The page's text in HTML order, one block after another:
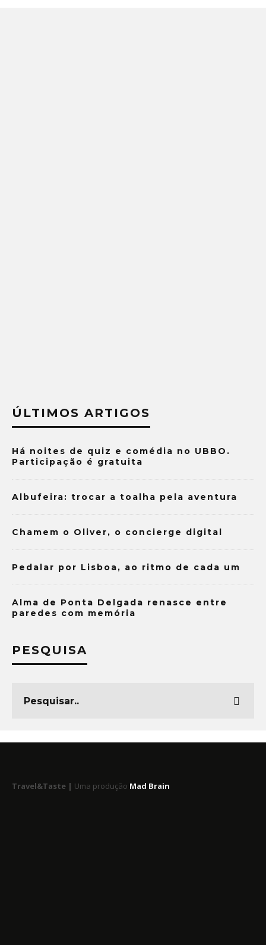
ÚLTIMOS ARTIGOS
Há noites de quiz e comédia no UBBO.
Participação é gratuita
Albufeira: trocar a toalha pela aventura
Chamem o Oliver, o concierge digital
Pedalar por Lisboa, ao ritmo de cada um
Alma de Ponta Delgada renasce entre
paredes com memória
PESQUISA
Travel&Taste | Uma produção Mad Brain